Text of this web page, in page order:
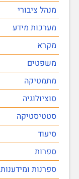
מנהל ציבורי
מערכות מידע
מקרא
משפטים
מתמטיקה
סוציולוגיה
סטטיסטיקה
סיעוד
ספרות
ספרנות ומידענות